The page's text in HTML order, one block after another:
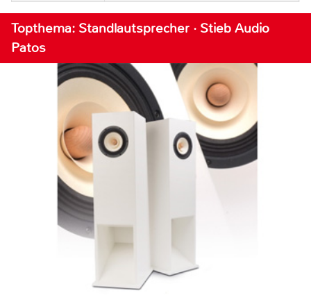
Topthema: Standlautsprecher · Stieb Audio
Patos